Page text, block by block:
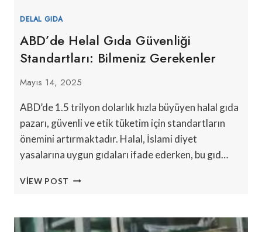
DELAL GIDA
ABD’de Helal Gıda Güvenliği
Standartları: Bilmeniz Gerekenler
Mayıs 14, 2025
ABD’de 1.5 trilyon dolarlık hızla büyüyen halal gıda
pazarı, güvenli ve etik tüketim için standartların
önemini artırmaktadır. Halal, İslami diyet
yasalarına uygun gıdaları ifade ederken, bu gıd…
VIEW POST ABD’DE
STANDARTLARI: